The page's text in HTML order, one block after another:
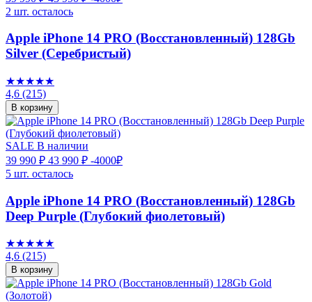
2 шт. осталось
Apple iPhone 14 PRO (Восстановленный) 128Gb
Silver (Серебристый)
★★★★★
4,6 (215)
В корзину
SALE В наличии
39 990 ₽ 43 990 ₽ -4000₽
5 шт. осталось
Apple iPhone 14 PRO (Восстановленный) 128Gb
Deep Purple (Глубокий фиолетовый)
★★★★★
4,6 (215)
В корзину